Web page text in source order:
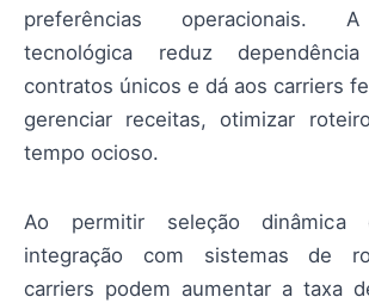
preferências operacionais.
tecnológica reduz
contratos únicos e dá aos carriers
gerenciar receitas, otimizar
tempo ocioso.
Ao permitir seleção
integração com sistemas de
carriers podem aumentar a taxa